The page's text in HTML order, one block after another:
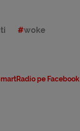
woke
pe Facebook